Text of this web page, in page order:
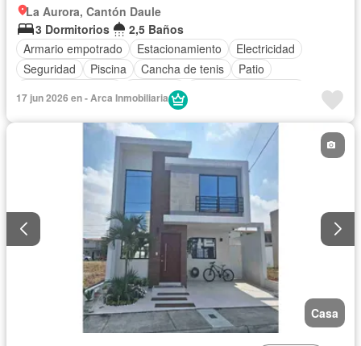
La Aurora, Cantón Daule
3 Dormitorios
2,5 Baños
Armario empotrado
Estacionamiento
Electricidad
Seguridad
Piscina Cancha de tenis
Patio
Gimnasio
Acceso para personas con discapacidad
Vista panorámica
Área para niños Sin amoblar
17 jun 2026 en - Arca Inmobiliaria
Casa